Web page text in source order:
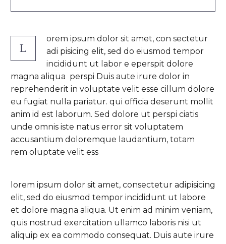
L
orem ipsum dolor sit amet, con sectetur
adi pisicing elit, sed do eiusmod tempor
incididunt ut labor e eperspit dolore
magna aliqua perspi Duis aute irure dolor in
reprehenderit in voluptate velit esse cillum dolore
eu fugiat nulla pariatur. qui officia deserunt mollit
anim id est laborum. Sed dolore ut perspi ciatis
unde omnis iste natus error sit voluptatem
accusantium doloremque laudantium, totam
rem oluptate velit ess
lorem ipsum dolor sit amet, consectetur adipisicing
elit, sed do eiusmod tempor incididunt ut labore
et dolore magna aliqua. Ut enim ad minim veniam,
quis nostrud exercitation ullamco laboris nisi ut
aliquip ex ea commodo consequat. Duis aute irure